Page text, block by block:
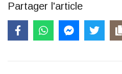
Partager l'article